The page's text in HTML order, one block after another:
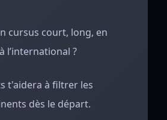
cursus court, long, en
l’international ?
t'aidera à filtrer les
dès le départ.